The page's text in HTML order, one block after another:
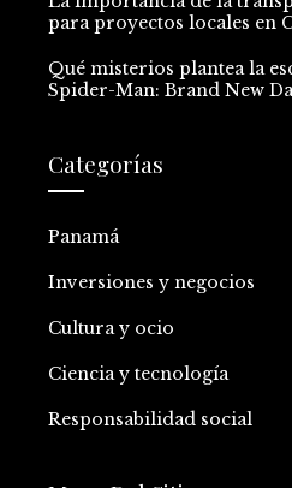
para proyectos locales en
Qué misterios plantea la
Spider-Man: Brand New
Categorías
Panamá
Inversiones y negocios
Cultura y ocio
Ciencia y tecnología
Responsabilidad social